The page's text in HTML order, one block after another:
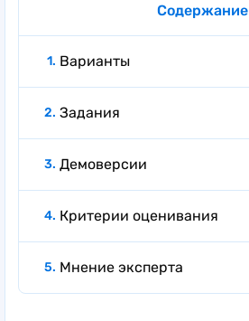
Содержание
Варианты
Задания
Демоверсии
Критерии оценивания
Мнение эксперта